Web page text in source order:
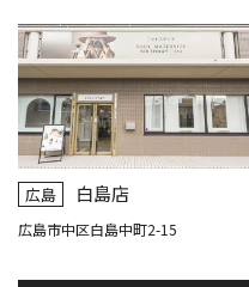
広島 白島店
広島市中区白島中町2-15